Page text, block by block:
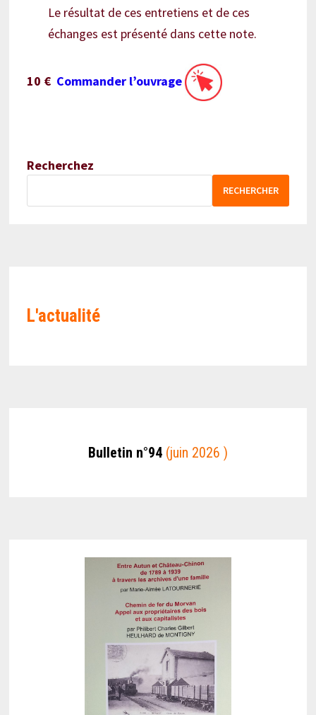
Le résultat de ces entretiens et de ces
échanges est présenté dans cette note.
10 € Commander l’ouvrage
Recherchez
RECHERCHER
L'actualité
Bulletin n°94(juin 2026 )